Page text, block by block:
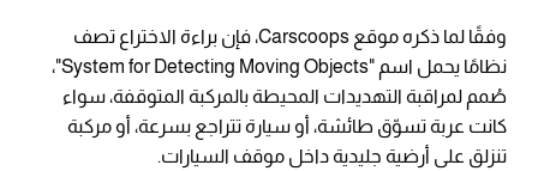
وفقًا لما ذكره موقع Carscoops، فإن براءة الاختراع تصف
نظامًا يحمل اسم "System for Detecting Moving Objects"،
صُمم لمراقبة التهديدات المحيطة بالمركبة المتوقفة، سواء
كانت عربة تسوّق طائشة، أو سيارة تتراجع بسرعة، أو مركبة
تنزلق على أرضية جليدية داخل موقف السيارات.